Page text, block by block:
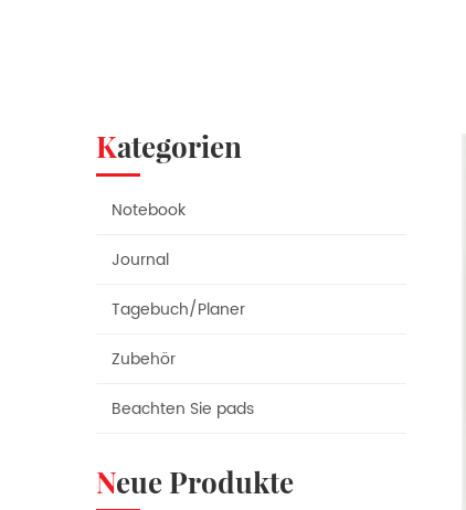
Kategorien
Notebook
Journal
Tagebuch/Planer
Zubehör
Beachten Sie pads
Neue Produkte